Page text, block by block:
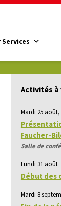
Services
Activités à
Mardi 25 août,
Faucher-
Salle de
Lundi 31 août
Début des
Mardi 8